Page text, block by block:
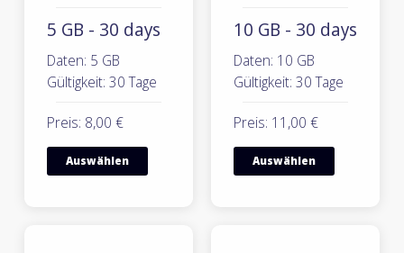
5 GB - 30 days
Daten: 5 GB
Gültigkeit: 30 Tage
Preis: 8,00 €
Auswählen
10 GB - 30 days
Daten: 10 GB
Gültigkeit: 30 Tage
Preis: 11,00 €
Auswählen